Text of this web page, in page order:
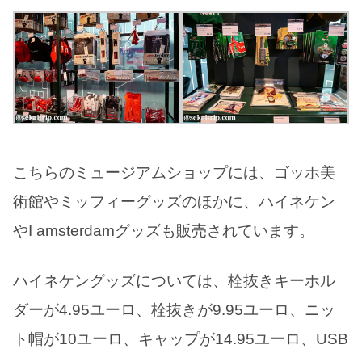
こちらのミュージアムショップには、ゴッホ美
術館やミッフィーグッズのほかに、ハイネケン
やI amsterdamグッズも販売されています。
ハイネケングッズについては、栓抜きキーホル
ダーが4.95ユーロ、栓抜きが9.95ユーロ、ニッ
ト帽が10ユーロ、キャップが14.95ユーロ、USB